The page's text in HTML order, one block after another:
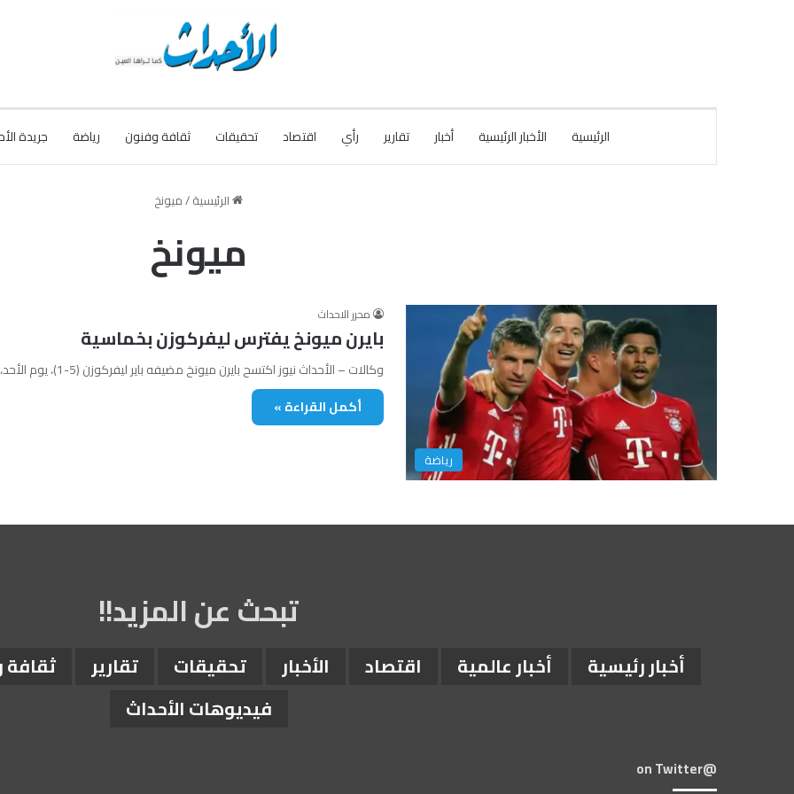
الرئيسية الأخبار الرئيسية أخبار تقارير رأي اقتصاد تحقيقات ثقافة وفنون رياضة جريدة
الرئيسية/ميونخ
ميونخ
رياضة
محرر الاحداث
بايرن ميونخ يفترس ليفركوزن بخماسية
وكالات – الأحداث نيوز اكتسح بايرن ميونخ مضيفه باير ليفركوزن (5-1)، يوم الأحد، في إطار منافسات الجولة الثامنة من الدوري…
أكمل القراءة »
تبحث عن المزيد!!
أخبار رئيسية أخبار عالمية اقتصاد الأخبار تحقيقات تقارير
فيديوهات الأحداث
@on Twitter